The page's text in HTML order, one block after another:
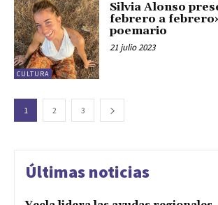
CULTURA
Silvia Alonso
febrero a
poemario
21 julio 2023
1 2 3
Últimas noticias